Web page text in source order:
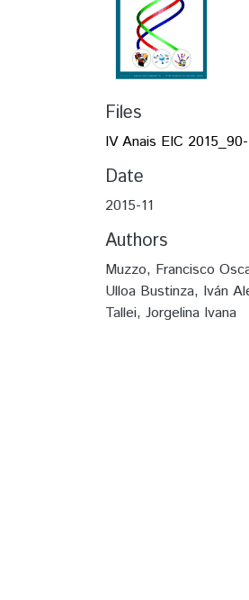
Files
IV Anais EIC
Date
2015-11
Authors
Muzzo, Francisco
Ulloa Bustinza, Iván
Tallei, Jorgelina Ivana